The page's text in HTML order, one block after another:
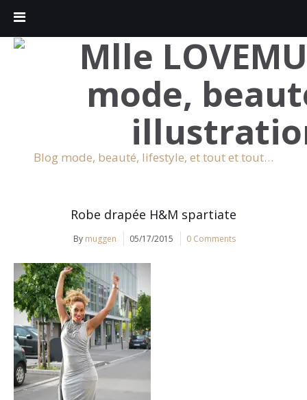
Blog mode, beauté, lifestyle, et tout et tout…
Robe drapée H&M spartiate
By muggen 05/17/2015 0 Comments